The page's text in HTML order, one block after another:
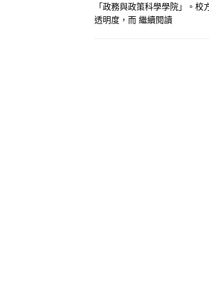
「政務與政策科學學院」。
透明度，而 繼續閱讀